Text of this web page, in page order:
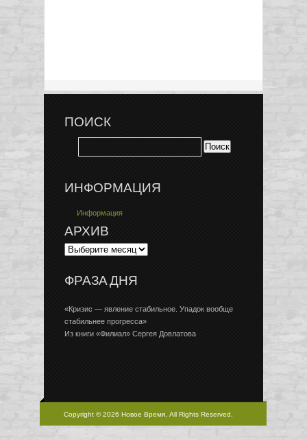
ПОИСК
ИНФОРМАЦИЯ
Информация
АРХИВ
ФРАЗА ДНЯ
«Кризис — явление стабильное. Упадок вообще
стабильнее прогресса»
Из книги «Филиал» Сергея Довлатова
Copyright © 2026 Новое Время, All Rights Reserved.